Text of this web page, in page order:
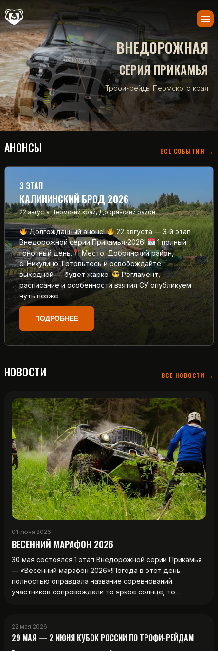
ВНЕДОРОЖНАЯ
СЕРИЯ ПРИКАМЬЯ
Трофи-рейды Пермского края
АНОНСЫ ВСЕ СОБЫТИЯ →
3 ЭТАП
КАЛИНИНСКИЙ БРОД 2026
22 августа Пермский край, Добрянский район
Долгожданный анонс!
22 августа — 3‑й этап
Внедорожной серии Прикамья‑2026!
1 полный
гоночный день.
Место: Добрянский район,
с. Никулино. Готовьтесь и освобождайте
выходной — будет жарко!
Регламент,
расписание и особенности взятия СУ опубликуем
чуть позже.
ПОДРОБНЕЕ
НОВОСТИ ВСЕ НОВОСТИ →
01 июня 2026
ВЕСЕННИЙ МАРАФОН 2026
30 мая состоялся 1 этап Внедорожной серии Прикамья
— «Весенний марафон 2026»!Погода в этот день
полностью оправдала название соревнований:
участников сопровождали то яркое солнце, то…
22 мая 2026
29 МАЯ — 2 ИЮНЯ КУБОК РОССИИ ПО ТРОФИ-РЕЙДАМ